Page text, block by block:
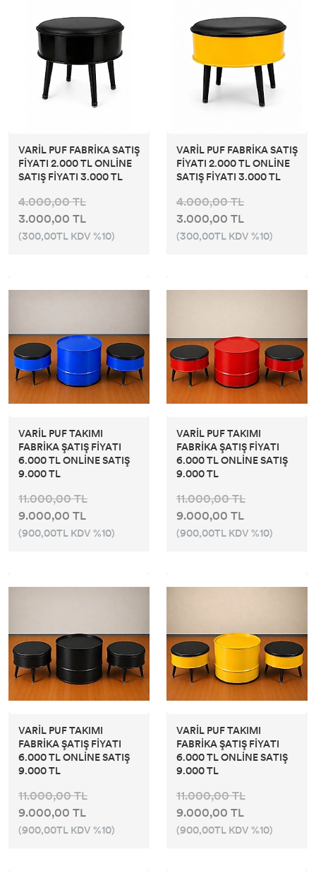
VARİL PUF FABRİKA SATIŞ
FİYATI 2.000 TL ONLİNE
SATIŞ FİYATI 3.000 TL
4.000,00 TL
3.000,00 TL
(300,00TL KDV %10)
VARİL PUF FABRİKA SATIŞ
FİYATI 2.000 TL ONLİNE
SATIŞ FİYATI 3.000 TL
4.000,00 TL
3.000,00 TL
(300,00TL KDV %10)
VARİL PUF TAKIMI
FABRİKA ŞATIŞ FİYATI
6.000 TL ONLİNE SATIŞ
9.000 TL
11.000,00 TL
9.000,00 TL
(900,00TL KDV %10)
VARİL PUF TAKIMI
FABRİKA ŞATIŞ FİYATI
6.000 TL ONLİNE SATIŞ
9.000 TL
11.000,00 TL
9.000,00 TL
(900,00TL KDV %10)
VARİL PUF TAKIMI
FABRİKA ŞATIŞ FİYATI
6.000 TL ONLİNE SATIŞ
9.000 TL
11.000,00 TL
9.000,00 TL
(900,00TL KDV %10)
VARİL PUF TAKIMI
FABRİKA ŞATIŞ FİYATI
6.000 TL ONLİNE SATIŞ
9.000 TL
11.000,00 TL
9.000,00 TL
(900,00TL KDV %10)